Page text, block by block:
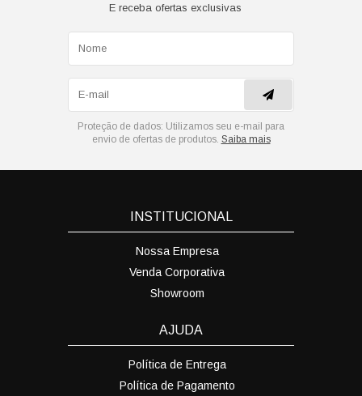
E receba ofertas exclusivas
Proteção de dados: Utilizamos seu e-mail para
envio de ofertas de produtos. Saiba mais
INSTITUCIONAL
Nossa Empresa
Venda Corporativa
Showroom
AJUDA
Política de Entrega
Política de Pagamento